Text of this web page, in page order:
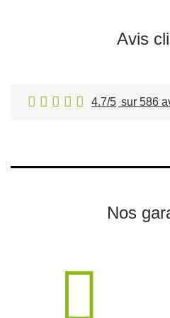
Avis
4.7/5 sur 586
Nos